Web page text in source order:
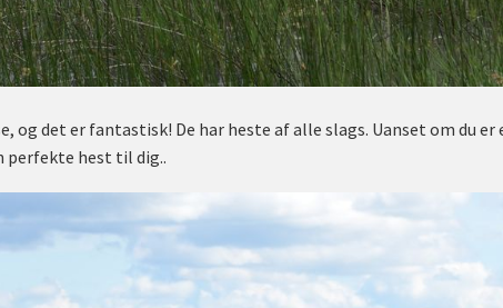
og det er fantastisk! De har heste af alle slags. Uanset om du
perfekte hest til dig..